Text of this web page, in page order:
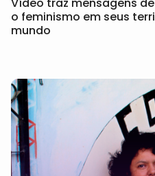
Vídeo traz mensagens
o feminismo em seus
mundo